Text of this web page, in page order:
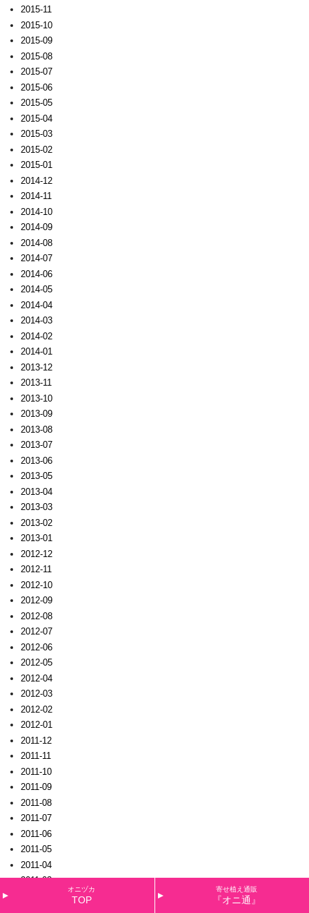
2015-11
2015-10
2015-09
2015-08
2015-07
2015-06
2015-05
2015-04
2015-03
2015-02
2015-01
2014-12
2014-11
2014-10
2014-09
2014-08
2014-07
2014-06
2014-05
2014-04
2014-03
2014-02
2014-01
2013-12
2013-11
2013-10
2013-09
2013-08
2013-07
2013-06
2013-05
2013-04
2013-03
2013-02
2013-01
2012-12
2012-11
2012-10
2012-09
2012-08
2012-07
2012-06
2012-05
2012-04
2012-03
2012-02
2012-01
2011-12
2011-11
2011-10
2011-09
2011-08
2011-07
2011-06
2011-05
2011-04
2011-03
オニヅカ
TOP
寄せ植え通販
『オニ通』